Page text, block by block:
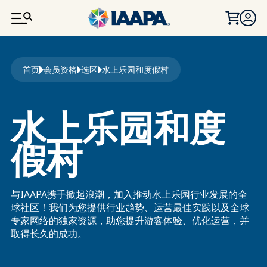
跳转到主要内容
面包屑
首页 会员资格 选区 水上乐园和度假村
水上乐园和度
假村
与IAAPA携手掀起浪潮，加入推动水上乐园行业发展的全
球社区！我们为您提供行业趋势、运营最佳实践以及全球
专家网络的独家资源，助您提升游客体验、优化运营，并
取得长久的成功。